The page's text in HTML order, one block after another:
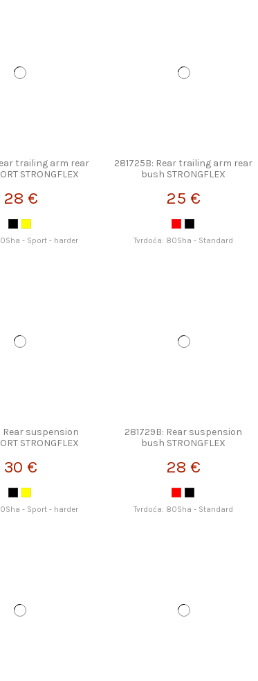
trailing arm rear
STRONGFLEX
28 €
- Sport - harder
281725B: Rear trailing arm rear
bush STRONGFLEX
25 €
Tvrdoća: 80Sha - Standard
Rear suspension
STRONGFLEX
30 €
- Sport - harder
281729B: Rear suspension
bush STRONGFLEX
28 €
Tvrdoća: 80Sha - Standard